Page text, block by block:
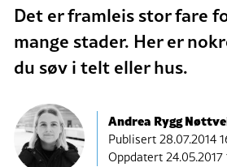
Det er framleis stor fare
mange stader. Her er
du søv i telt eller hus.
Andrea Rygg
Publisert28.07.2014
Oppdatert 24.05.2017